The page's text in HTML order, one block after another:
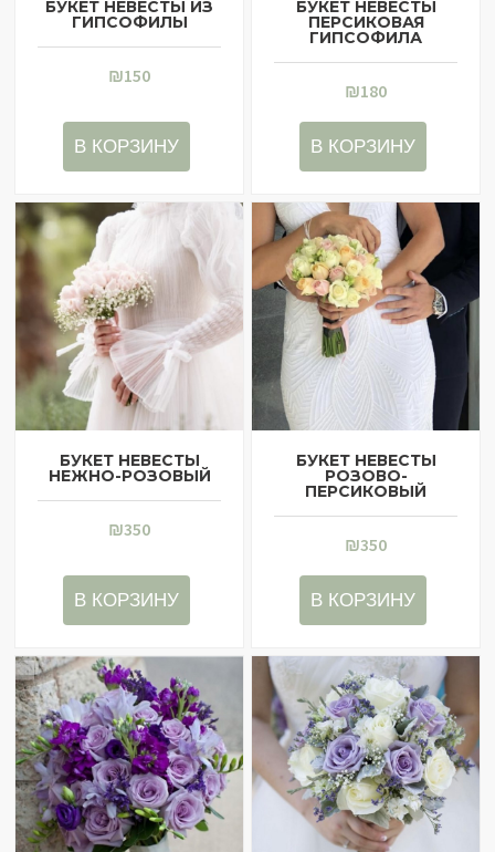
БУКЕТ НЕВЕСТЫ ИЗ
ГИПСОФИЛЫ
₪150
В КОРЗИНУ
БУКЕТ НЕВЕСТЫ
ПЕРСИКОВАЯ
ГИПСОФИЛА
₪180
В КОРЗИНУ
БУКЕТ НЕВЕСТЫ
НЕЖНО-РОЗОВЫЙ
₪350
В КОРЗИНУ
БУКЕТ НЕВЕСТЫ
РОЗОВО-
ПЕРСИКОВЫЙ
₪350
В КОРЗИНУ